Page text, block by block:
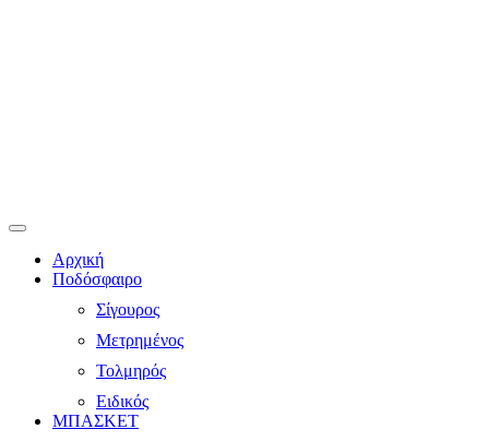
Αρχική
Ποδόσφαιρο
Σίγουρος
Μετρημένος
Τολμηρός
Ειδικός
ΜΠΑΣΚΕΤ